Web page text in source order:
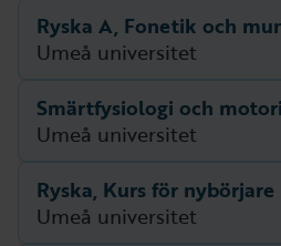
Utbildningsperiod
Beskrivning
Beskrivning för utbildningen
Utbildningsperiod
Umeå universitet
Beskrivning
Beskrivning för utbildningen
Utbildningsperiod
Umeå universitet
Beskrivning
Beskrivning för utbildningen
Ryska, Kurs för nybörjare
Umeå universitet